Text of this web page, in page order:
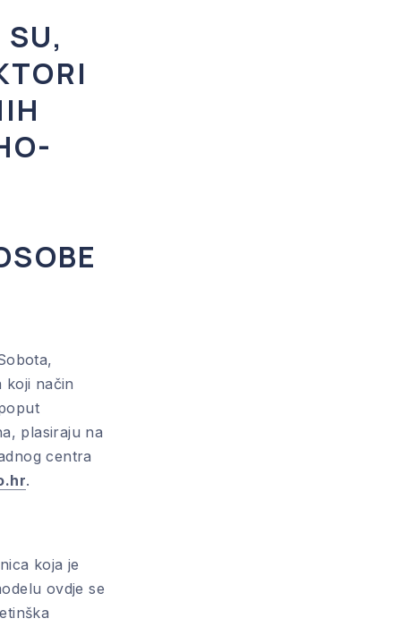
koji način
plasiraju na
centra
.
koja je
ovdje se